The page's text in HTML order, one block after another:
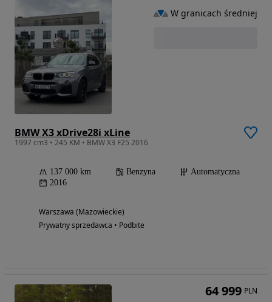
BMW X3 xDrive28i xLine
1997 cm3 • 245 KM • BMW X3 F25 2016
137 000 km Benzyna
Automatyczna
2016
Warszawa (Mazowieckie)
Prywatny sprzedawca • Podbite
W granicach średniej
64 999 PLN